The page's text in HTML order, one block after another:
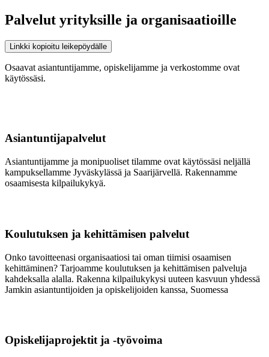
Palvelut yrityksille ja organisaatioille
Linkki kopioitu leikepöydälle
Osaavat asiantuntijamme, opiskelijamme ja verkostomme ovat
käytössäsi.
Asiantuntijapalvelut
Asiantuntijamme ja monipuoliset tilamme ovat käytössäsi neljällä
kampuksellamme Jyväskylässä ja Saarijärvellä. Rakennamme
osaamisesta kilpailukykyä.
Koulutuksen ja kehittämisen palvelut
Onko tavoitteenasi organisaatiosi tai oman tiimisi osaamisen
kehittäminen? Tarjoamme koulutuksen ja kehittämisen palveluja
kahdeksalla alalla. Rakenna kilpailukykysi uuteen kasvuun yhdessä
Jamkin asiantuntijoiden ja opiskelijoiden kanssa, Suomessa
Opiskelijaprojektit​ ja -työvoima